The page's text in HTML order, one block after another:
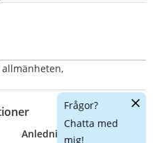
Anledning
Frågor?
Chatta med
mig!
Dölj